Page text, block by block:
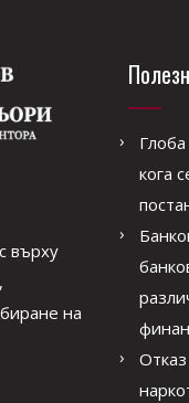
върху
на
кога